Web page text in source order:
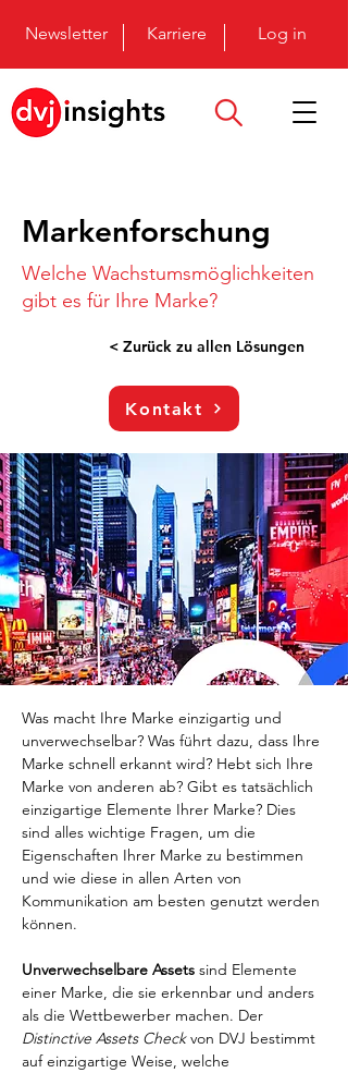
Newsletter Karriere Log in
Markenforschung
Welche Wachstumsmöglichkeiten
gibt es für Ihre Marke?
< Zurück zu allen Lösungen
Kontakt
Was macht Ihre Marke einzigartig und
unverwechselbar? Was führt dazu, dass Ihre
Marke schnell erkannt wird? Hebt sich Ihre
Marke von anderen ab? Gibt es tatsächlich
einzigartige Elemente Ihrer Marke? Dies
sind alles wichtige Fragen, um die
Eigenschaften Ihrer Marke zu bestimmen
und wie diese in allen Arten von
Kommunikation am besten genutzt werden
können.
Unverwechselbare Assets sind Elemente
einer Marke, die sie erkennbar und anders
als die Wettbewerber machen. Der
Distinctive Assets Check von DVJ bestimmt
auf einzigartige Weise, welche